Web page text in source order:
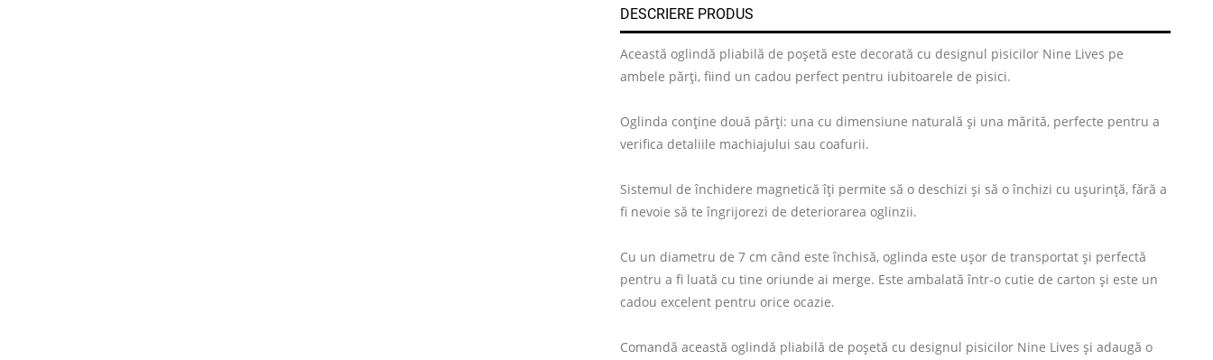
DESCRIERE PRODUS
Această oglindă pliabilă de poșetă este decorată cu designul pisicilor Nine Lives pe
ambele părți, fiind un cadou perfect pentru iubitoarele de pisici.
Oglinda conține două părți: una cu dimensiune naturală și una mărită, perfecte pentru a
verifica detaliile machiajului sau coafurii.
Sistemul de închidere magnetică îți permite să o deschizi și să o închizi cu ușurință, fără a
fi nevoie să te îngrijorezi de deteriorarea oglinzii.
Cu un diametru de 7 cm când este închisă, oglinda este ușor de transportat și perfectă
pentru a fi luată cu tine oriunde ai merge. Este ambalată într-o cutie de carton și este un
cadou excelent pentru orice ocazie.
Comandă această oglindă pliabilă de poșetă cu designul pisicilor Nine Lives și adaugă o